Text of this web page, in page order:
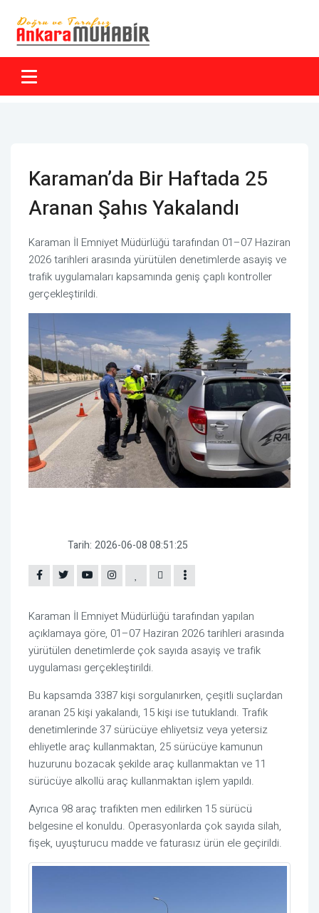
Karaman’da Bir Haftada 25
Aranan Şahıs Yakalandı
Karaman İl Emniyet Müdürlüğü tarafından 01–07 Haziran
2026 tarihleri arasında yürütülen denetimlerde asayiş ve
trafik uygulamaları kapsamında geniş çaplı kontroller
gerçekleştirildi.
Tarih: 2026-06-08 08:51:25
Karaman İl Emniyet Müdürlüğü tarafından yapılan
açıklamaya göre, 01–07 Haziran 2026 tarihleri arasında
yürütülen denetimlerde çok sayıda asayiş ve trafik
uygulaması gerçekleştirildi.
Bu kapsamda 3387 kişi sorgulanırken, çeşitli suçlardan
aranan 25 kişi yakalandı, 15 kişi ise tutuklandı. Trafik
denetimlerinde 37 sürücüye ehliyetsiz veya yetersiz
ehliyetle araç kullanmaktan, 25 sürücüye kamunun
huzurunu bozacak şekilde araç kullanmaktan ve 11
sürücüye alkollü araç kullanmaktan işlem yapıldı.
Ayrıca 98 araç trafikten men edilirken 15 sürücü
belgesine el konuldu. Operasyonlarda çok sayıda silah,
fişek, uyuşturucu madde ve faturasız ürün ele geçirildi.